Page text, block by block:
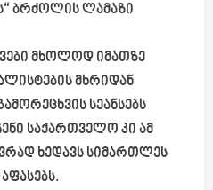
ბრძოლის ლამაზი
მხოლოდ იმათზე
მხრიდან
სეანსებს
საქართველო კი ამ
ხედავს სიმართლეს